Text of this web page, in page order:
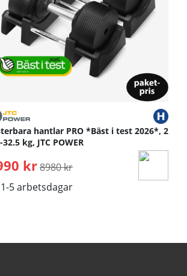
hantlar PRO *Bäst i test 2026*, 2
kg, JTC POWER
kr Ordinarie pris:
8980 kr
1-5 arbetsdagar